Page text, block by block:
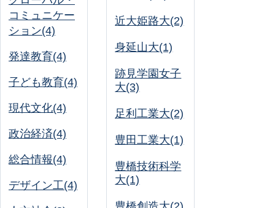
コミュニケー
ション(4)
発達教育(4)
子ども教育(4)
現代文化(4)
政治経済(4)
総合情報(4)
デザイン工(4)
近大姫路大(2)
身延山大(1)
跡見学園女子
大(3)
足利工業大(2)
豊田工業大(1)
豊橋技術科学
大(1)